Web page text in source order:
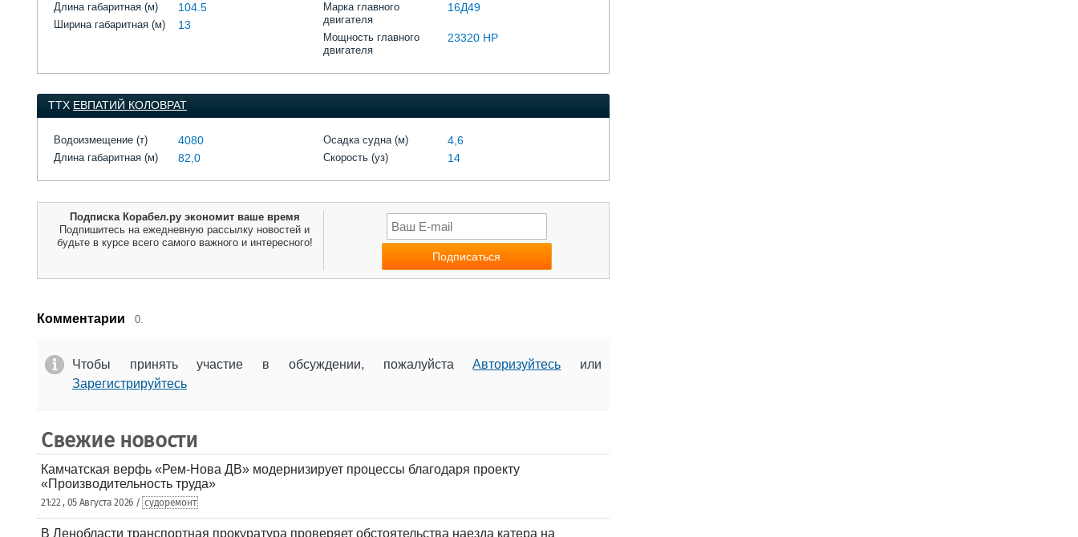
Длина габаритная (м) 104.5
Ширина габаритная (м) 13
Марка главного
двигателя
16Д49
Мощность главного
двигателя
23320 HP
ТТХ ЕВПАТИЙ КОЛОВРАТ
Водоизмещение (т) 4080
Длина габаритная (м) 82,0
Осадка судна (м) 4,6
Скорость (уз) 14
Подписка Корабел.ру экономит ваше время
Подпишитесь на ежедневную рассылку новостей и
будьте в курсе всего самого важного и интересного!
Комментарии 0.
Чтобы принять участие в обсуждении, пожалуйстаАвторизуйтесь или
Зарегистрируйтесь
Свежие новости
Камчатская верфь «Рем-Нова ДВ» модернизирует процессы благодаря проекту
«Производительность труда»
21:22 , 05 Августа 2026 / судоремонт
В Ленобласти транспортная прокуратура проверяет обстоятельства наезда катера на